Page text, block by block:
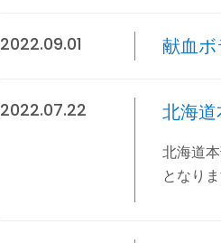
2022.09.01 献血ボ
2022.07.22 北海
北海道
となり